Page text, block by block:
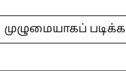
முழுமையாகப் படிக்க